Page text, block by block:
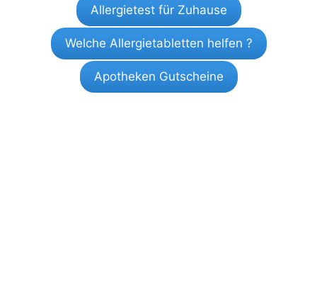
Allergietest für Zuhause
Welche Allergietabletten helfen ?
Apotheken Gutscheine